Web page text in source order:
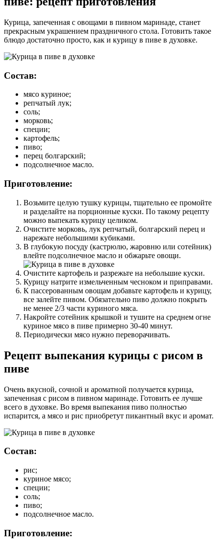
Курица, запеченная с овощами в пивном маринаде, станет
прекрасным украшением праздничного стола. Готовить такое
блюдо достаточно просто, как и курицу в пиве в духовке.
Состав:
мясо куриное;
репчатый лук;
соль;
морковь;
специи;
картофель;
пиво;
перец болгарский;
подсолнечное масло.
Приготовление:
Возьмите целую тушку курицы, тщательно ее промойте
и разделайте на порционные куски. По такому рецепту
можно выпекать курицу целиком.
Очистите морковь, лук репчатый, болгарский перец и
нарежьте небольшими кубиками.
В глубокую посуду (кастрюлю, жаровню или сотейник)
влейте подсолнечное масло и обжарьте овощи.
Очистите картофель и разрежьте на небольшие куски.
Курицу натрите измельченным чесноком и приправами.
К пассерованным овощам добавьте картофель и курицу,
все залейте пивом. Обязательно пиво должно покрыть
не менее 2/3 части куриного мяса.
Накройте сотейник крышкой и тушите на среднем огне
куриное мясо в пиве примерно 30-40 минут.
Периодически мясо нужно переворачивать.
Рецепт выпекания курицы с рисом в
пиве
Очень вкусной, сочной и ароматной получается курица,
запеченная с рисом в пивном маринаде. Готовить ее лучше
всего в духовке. Во время выпекания пиво полностью
испарится, а мясо и рис приобретут пикантный вкус и аромат.
Состав:
рис;
куриное мясо;
специи;
соль;
пиво;
подсолнечное масло.
Приготовление: